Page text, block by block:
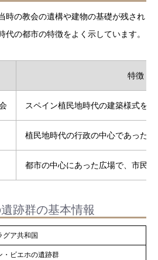
時の教会の遺構や建物の基礎が残され
代の都市の特徴をよく示しています。
特徴
スペイン植民地時代の建築様式を
植民地時代の行政の中心であった
都市の中心にあった広場で、市民
跡群の基本情報
グア共和国
・ビエホの遺跡群